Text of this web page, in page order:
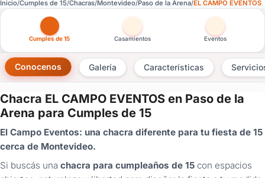
Inicio Cumples de 15 Chacras Montevideo Paso de la Arena EL CAMPO EVENTOS
Otras versiones de esta ficha por tipo de festejo
Cumples de 15 Casamientos Eventos
Conocenos Galería Características
Chacra EL CAMPO EVENTOS en Paso de la
Arena para Cumples de 15
El Campo Eventos: una chacra diferente para tu fiesta de 15
cerca de Montevideo.
Si buscás una chacra para cumpleaños de 15 con espacios
×
Consultar
tenés
cuenta?